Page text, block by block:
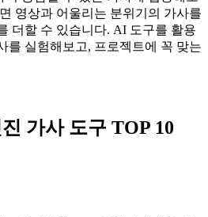
영상과 어울리는 분위기의 가사를
더할 수 있습니다. AI 도구를 활용
를 실험해보고, 프로젝트에 꼭 맞는
가사 도구 TOP 10